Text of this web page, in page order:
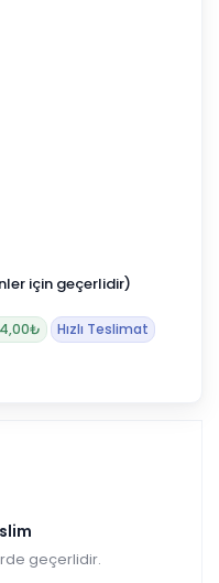
için geçerlidir)
ediyor
Hızlı Teslimat
geçerlidir.